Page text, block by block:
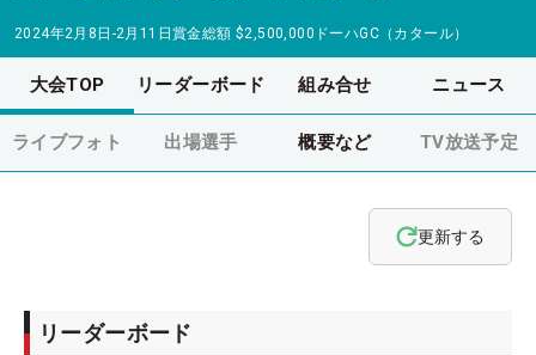
2024年2月8日-2月11日賞金総額 $2,500,000 ドーハGC（カタール）
大会TOP リーダーボード 組み合せ ニュース
ライブフォト 出場選手 概要など TV放送予定
更新する
リーダーボード